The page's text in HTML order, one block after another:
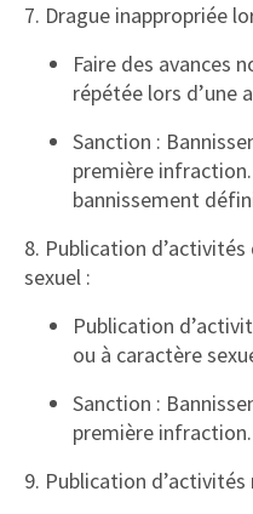
7. Drague inappropriée
Faire des avances
répétée lors d’une
Sanction :
première
bannissement
8. Publication
sexuel :
Publication
ou à caractère
Sanction :
première infraction.
9. Publication